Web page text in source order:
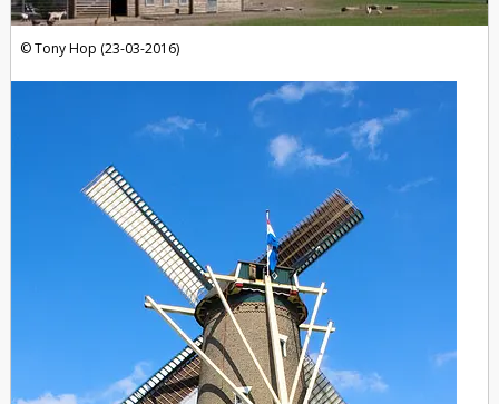
Tony Hop (23-03-2016)